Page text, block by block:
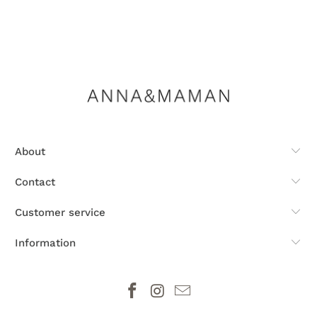
About
Contact
Customer service
Information